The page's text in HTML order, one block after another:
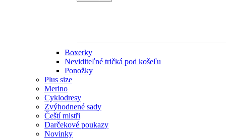
Boxerky
Neviditeľné tričká pod košeľu
Ponožky
Plus size
Merino
Cyklodresy
Zvýhodnené sady
Čeští mistři
Darčekové poukazy
Novinky